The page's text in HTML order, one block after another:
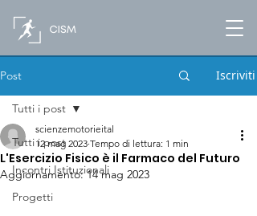
Post Iscriviti
Tutti i post
Incontri Istituzionali
Progetti
Tutti i post
L'Esercizio Fisico è il Farmaco del Futuro
scienzemotorieital
12 mag 2023 Tempo di lettura: 1 min
Aggiornamento:14 mag 2023